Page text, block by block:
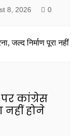
8, 2026 0
कांग्रेस
नहीं होने